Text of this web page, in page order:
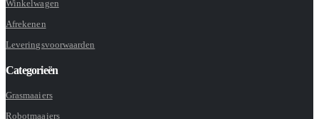
Winkelwagen
Afrekenen
Leveringsvoorwaarden
Categorieën
Grasmaaiers
Robotmaaiers